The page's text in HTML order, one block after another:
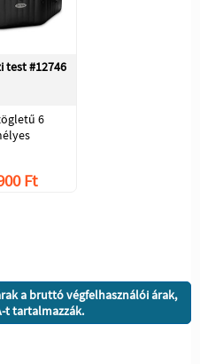
test #12746
6
Ft
a bruttó végfelhasználói árak,
t tartalmazzák.